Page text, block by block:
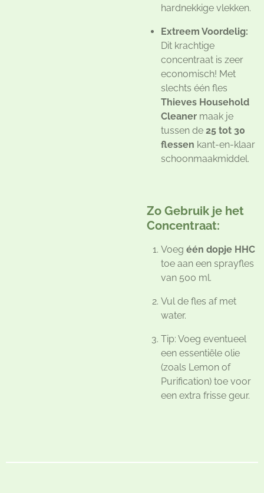
hardnekkige vlekken.
Extreem Voordelig:
Dit krachtige
concentraat is zeer
economisch! Met
slechts één fles
Thieves Household
Cleaner maak je
tussen de 25 tot 30
flessen kant-en-klaar
schoonmaakmiddel.
Zo Gebruik je het
Concentraat:
Voeg één dopje HHC
toe aan een sprayfles
van 500 ml.
Vul de fles af met
water.
Tip: Voeg eventueel
een essentiële olie
(zoals Lemon of
Purification) toe voor
een extra frisse geur.